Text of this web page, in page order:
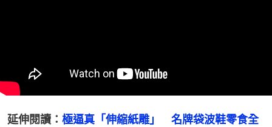
延伸閱讀： 極逼真「伸縮紙雕」　名牌袋波鞋零食全